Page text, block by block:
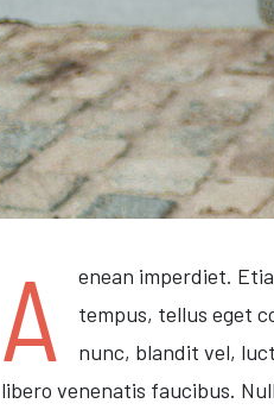
A
enean imperdiet.
tempus, tellus eget
nunc, blandit vel,
libero venenatis faucibus.